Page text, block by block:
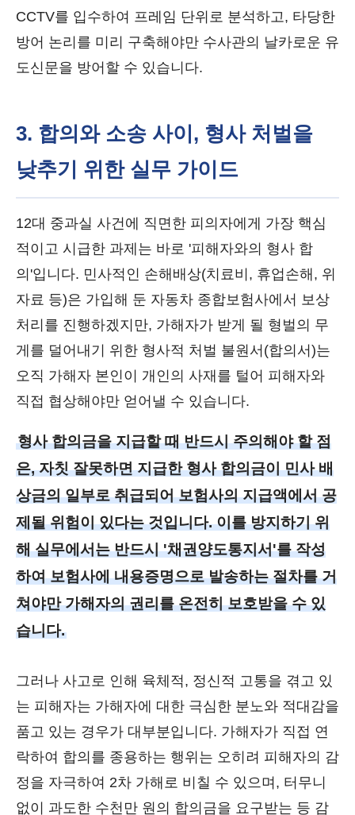
CCTV를 입수하여 프레임 단위로 분석하고, 타당한
방어 논리를 미리 구축해야만 수사관의 날카로운 유
도신문을 방어할 수 있습니다.
3. 합의와 소송 사이, 형사 처벌을
낮추기 위한 실무 가이드
12대 중과실 사건에 직면한 피의자에게 가장 핵심
적이고 시급한 과제는 바로 '피해자와의 형사 합
의'입니다. 민사적인 손해배상(치료비, 휴업손해, 위
자료 등)은 가입해 둔 자동차 종합보험사에서 보상
처리를 진행하겠지만, 가해자가 받게 될 형벌의 무
게를 덜어내기 위한 형사적 처벌 불원서(합의서)는
오직 가해자 본인이 개인의 사재를 털어 피해자와
직접 협상해야만 얻어낼 수 있습니다.
형사 합의금을 지급할 때 반드시 주의해야 할 점
은, 자칫 잘못하면 지급한 형사 합의금이 민사 배
상금의 일부로 취급되어 보험사의 지급액에서 공
제될 위험이 있다는 것입니다. 이를 방지하기 위
해 실무에서는 반드시 '채권양도통지서'를 작성
하여 보험사에 내용증명으로 발송하는 절차를 거
쳐야만 가해자의 권리를 온전히 보호받을 수 있
습니다.
그러나 사고로 인해 육체적, 정신적 고통을 겪고 있
는 피해자는 가해자에 대한 극심한 분노와 적대감을
품고 있는 경우가 대부분입니다. 가해자가 직접 연
락하여 합의를 종용하는 행위는 오히려 피해자의 감
정을 자극하여 2차 가해로 비칠 수 있으며, 터무니
없이 과도한 수천만 원의 합의금을 요구받는 등 감